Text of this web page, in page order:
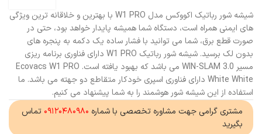
شیشه شور رباتیک اکووکس مدل W1 PRO با بهترین و خلاقانه ترین ویژگی
های ایمنی همراه است، دستگاه شما همیشه پایدار خواهد بود، حتی در
صورت قطع برق، شما می توانید با فشار ساده یک دکمه به پنجره های
بدون لک برسید. شیشه شور رباتیک W1 PRO دارای فناوری برنامه ریزی
مسیر WIN-SLAM 3.0 می باشد که بهبود یافته است. Ecovacs W1 PRO
White White دارای فناوری اسپری خودکار متقاطع دو جهته می باشد. ما
استفاده از این شیشه شور هوشمند را به شما پیشنهاد می کنیم.
مشتری گرامی جهت مشاوره تخصصی با شماره ۰۹۱۲۰۴۸۰۹۸۰ تماس
بگیرید